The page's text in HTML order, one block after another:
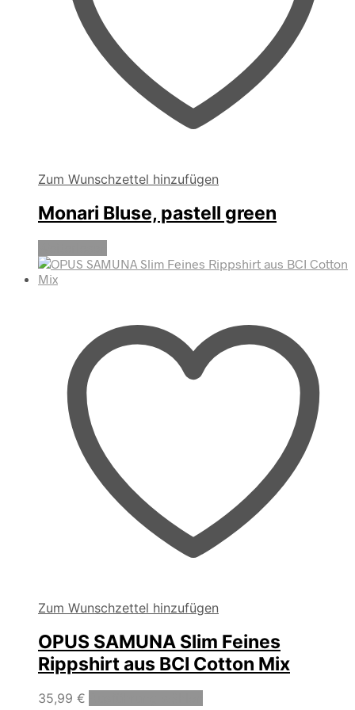
Zum Wunschzettel hinzufügen
Monari Bluse, pastell green
Zum Wunschzettel hinzufügen
OPUS SAMUNA Slim Feines
Rippshirt aus BCI Cotton Mix
35,99 €